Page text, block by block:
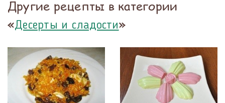
Другие рецепты в категории
«Десерты и сладости»